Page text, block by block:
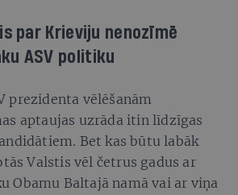
par Krieviju nenozīmē
ASV politiku
prezidenta vēlēšanām
aptaujas uzrāda itin līdzīgas
Bet kas būtu labāk
Valstis vēl četrus gadus ar
Obamu Baltajā namā vai ar viņa